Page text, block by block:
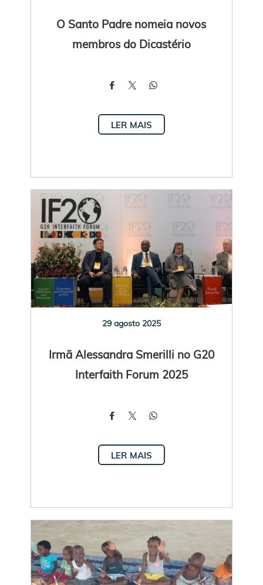
O Santo Padre nomeia novos
membros do Dicastério
LER MAIS
29 agosto 2025
Irmã Alessandra Smerilli no G20
Interfaith Forum 2025
LER MAIS